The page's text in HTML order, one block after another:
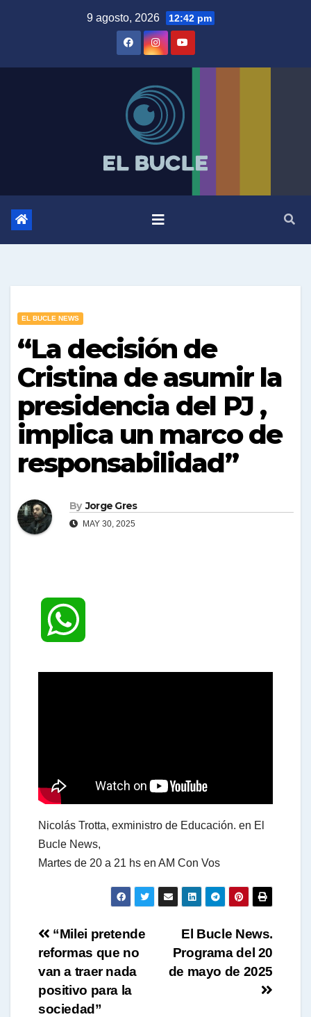
9 agosto, 2026 12:42 pm
EL BUCLE NEWS
“La decisión de
Cristina de asumir la
presidencia del PJ ,
implica un marco de
responsabilidad”
By Jorge Gres
MAY 30, 2025
A
p
Nicolás Trotta, exministro de Educación. en El
Bucle News,
Martes de 20 a 21 hs en AM Con Vos
Navegación
de
entradas
El Bucle News.
Programa del 20
de mayo de 2025
“Milei pretende
reformas que no
van a traer nada
positivo para la
sociedad”